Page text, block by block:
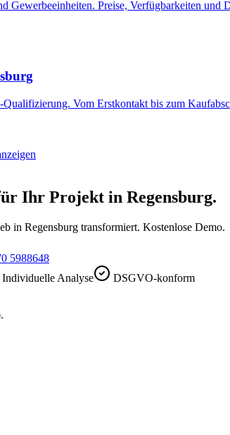
Gewerbeeinheiten. Preise, Verfügbarkeiten und
Vom Erstkontakt bis zum
Ihr Projekt in Regensburg.
in Regensburg transformiert. Kostenlose Demo.
5988648
Individuelle Analyse
DSGVO-konform